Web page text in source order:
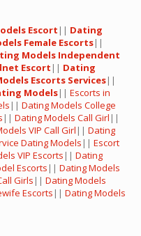
Escort || Dating
Female Escorts||
Models Independent
Escort || Dating
Escorts Services||
Models|| Escorts in
|| Dating Models College
|| Dating Models Call Girl ||
VIP Call Girl || Dating
Dating Models || Escort
VIP Escorts || Dating
Escorts || Dating Models
Girls || Dating Models
Escorts || Dating Models